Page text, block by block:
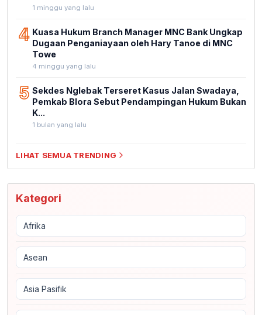
1 minggu yang lalu
4 Kuasa Hukum Branch Manager MNC Bank Ungkap
Dugaan Penganiayaan oleh Hary Tanoe di MNC
Towe
4 minggu yang lalu
5 Sekdes Nglebak Terseret Kasus Jalan Swadaya,
Pemkab Blora Sebut Pendampingan Hukum Bukan
K...
1 bulan yang lalu
LIHAT SEMUA TRENDING
Kategori
Afrika
Asean
Asia Pasifik